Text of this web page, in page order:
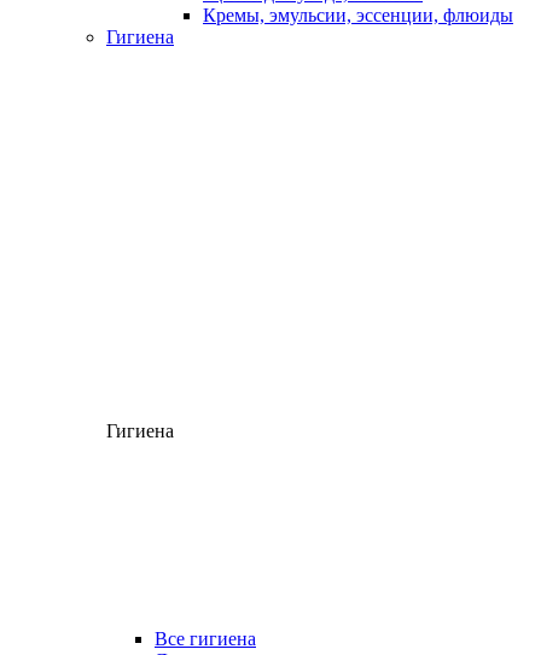
Кремы, эмульсии, эссенции, флюиды
Гигиена
Гигиена
Все гигиена